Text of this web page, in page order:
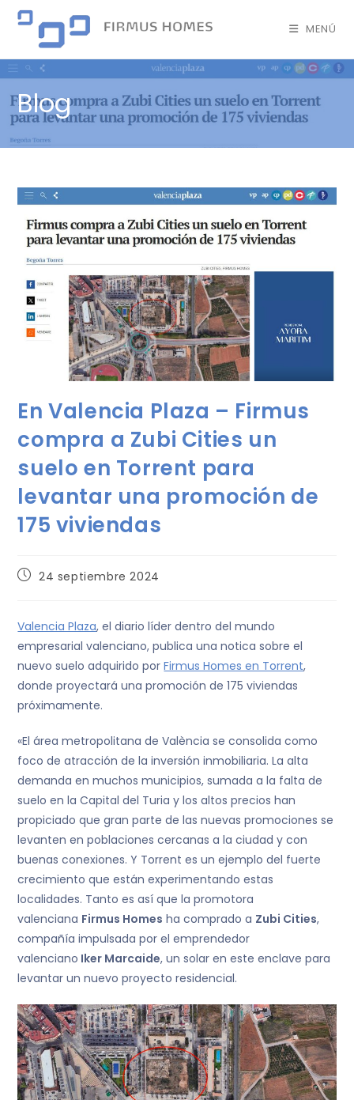
MENÚ
Blog
En Valencia Plaza – Firmus
compra a Zubi Cities un
suelo en Torrent para
levantar una promoción de
175 viviendas
24 septiembre 2024
Valencia Plaza, el diario líder dentro del mundo
empresarial valenciano, publica una notica sobre el
nuevo suelo adquirido porFirmus Homes en Torrent,
donde proyectará una promoción de 175 viviendas
próximamente.
«El área metropolitana de València se consolida como
foco de atracción de la inversión inmobiliaria. La alta
demanda en muchos municipios, sumada a la falta de
suelo en la Capital del Turia y los altos precios han
propiciado que gran parte de las nuevas promociones se
levanten en poblaciones cercanas a la ciudad y con
buenas conexiones. Y Torrent es un ejemplo del fuerte
crecimiento que están experimentando estas
localidades. Tanto es así que la promotora
valenciana Firmus Homes ha comprado a Zubi Cities,
compañía impulsada por el emprendedor
valenciano Iker Marcaide, un solar en este enclave para
levantar un nuevo proyecto residencial.